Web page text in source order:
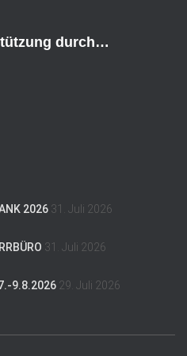
durch…
2026 31. Juli 2026
31. Juli 2026
9.8.2026 29. Juli 2026